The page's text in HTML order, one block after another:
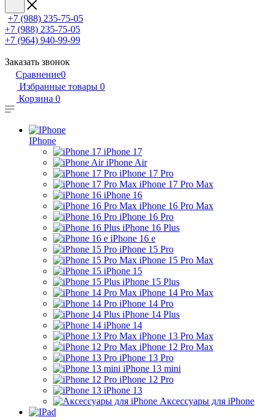
+7 (988) 235-75-05
+7 (988) 235-75-05
+7 (964) 940-99-99
Заказать звонок
Сравнение0
Избранные товары 0
Корзина 0
IPhone
iPhone 17
iPhone Air
iPhone 17 Pro
iPhone 17 Pro Max
iPhone 16
iPhone 16 Pro Max
iPhone 16 Pro
iPhone 16 Plus
iPhone 16 e
iPhone 15 Pro
iPhone 15 Pro Max
iPhone 15
iPhone 15 Plus
iPhone 14 Pro Max
iPhone 14 Pro
iPhone 14 Plus
iPhone 14
iPhone 13 Pro Max
iPhone 12 Pro Max
iPhone 13 Pro
iPhone 13 mini
iPhone 12 Pro
iPhone 13
Аксессуары для iPhone